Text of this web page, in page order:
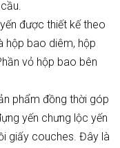
được thiết kế theo
hộp bao diêm, hộp
vỏ hộp bao bên
phẩm đồng thời góp
yến chưng lộc yến
giấy couches. Đây là